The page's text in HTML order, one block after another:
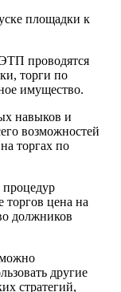
площадки к
проводятся
торги по
имущество.
навыков и
возможностей
торгах по
процедур
торгов цена на
должников
другие
стратегий,